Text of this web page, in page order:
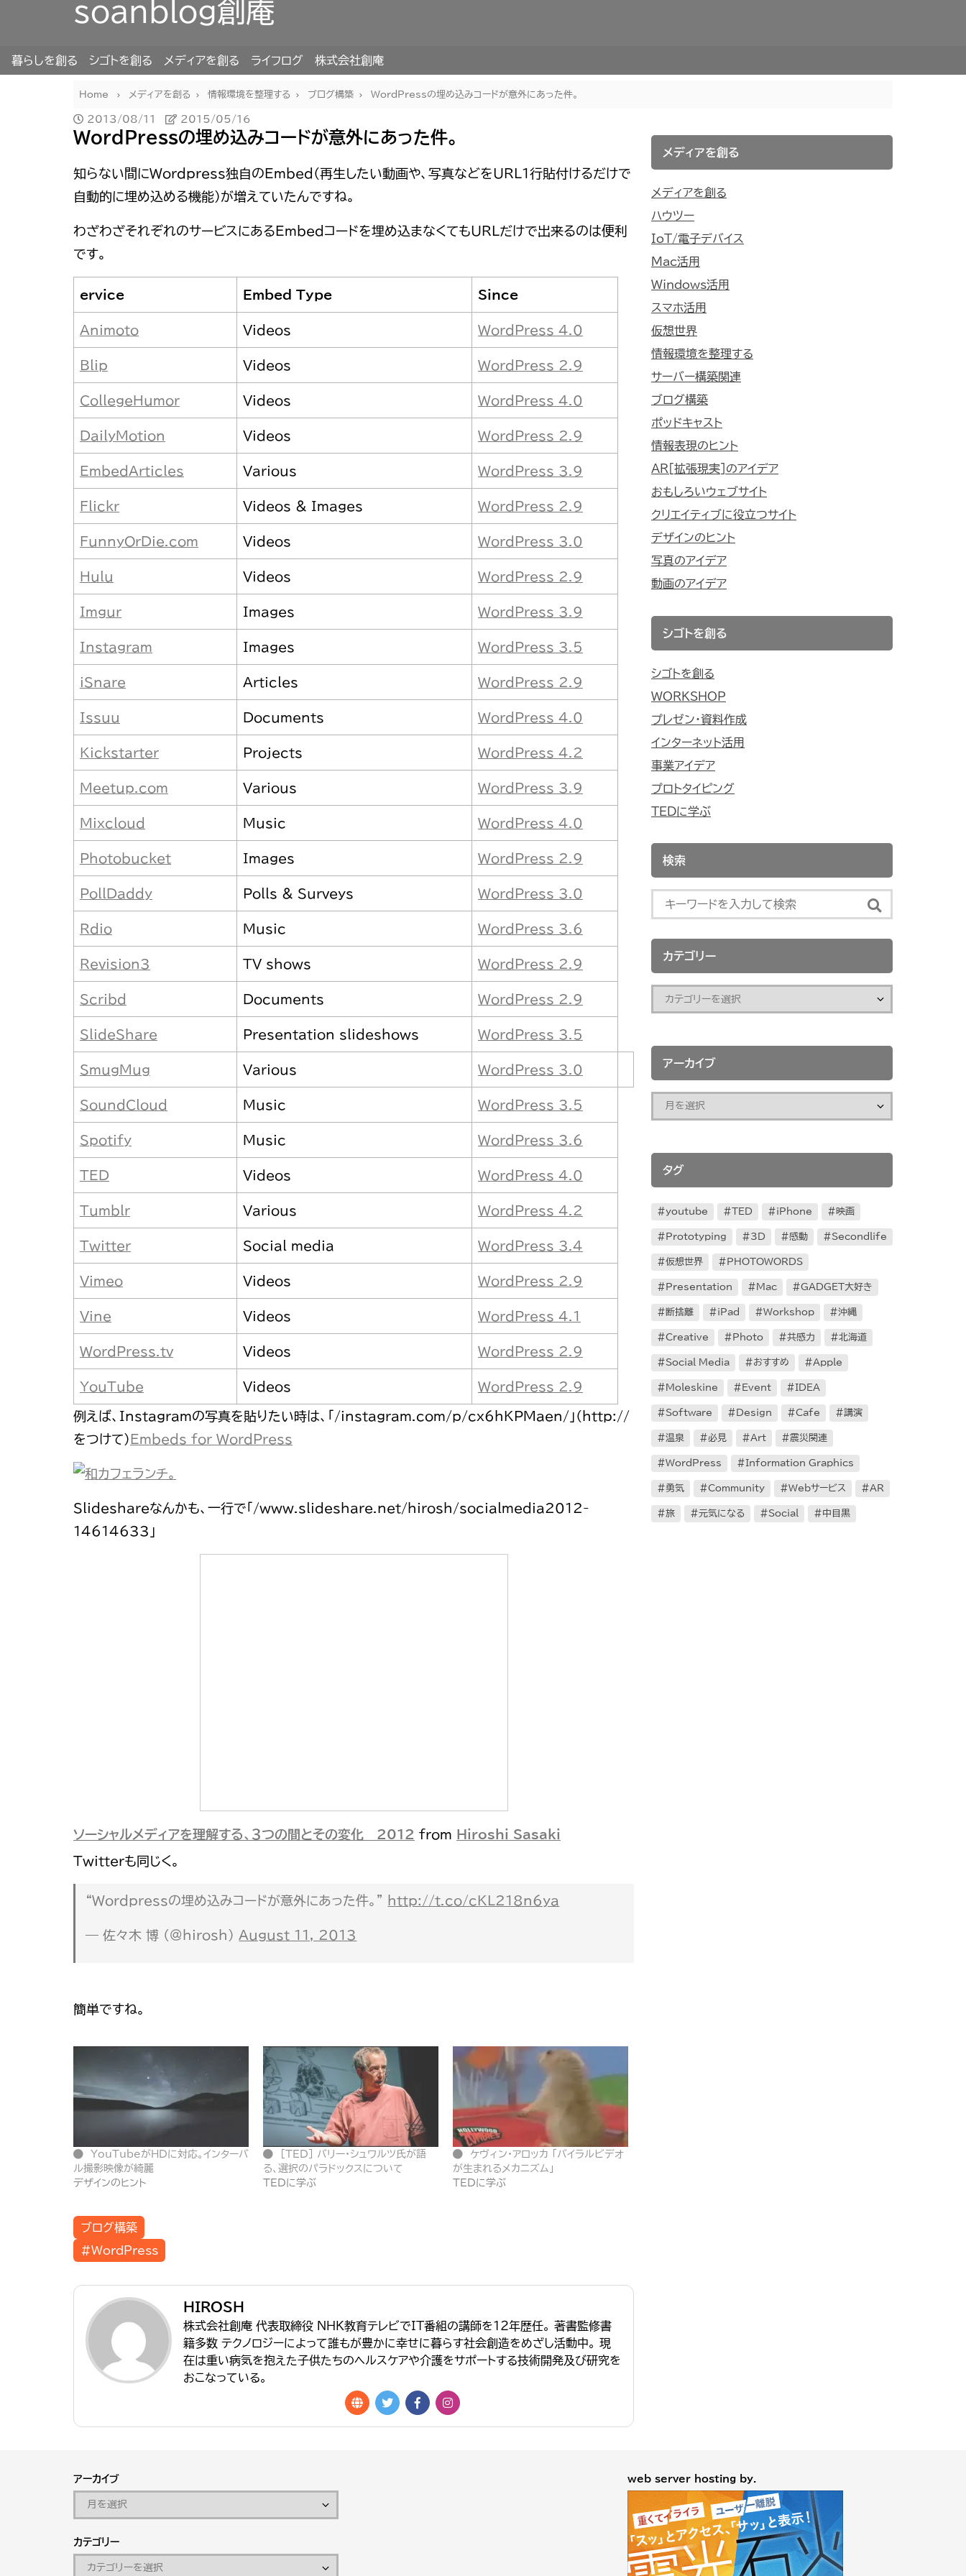
soanblog創庵
暮らしを創る シゴトを創る メディアを創る ライフログ 株式会社創庵
Home メディアを創る 情報環境を整理する ブログ構築 WordPressの埋め込みコードが意外にあった件。
2013/08/11 2015/05/16
WordPressの埋め込みコードが意外にあった件。
知らない間にWordpress独自のEmbed（再生したい動画や、写真などをURL１行貼付けるだけで
自動的に埋め込める機能）が増えていたんですね。
わざわざそれぞれのサービスにあるEmbedコードを埋め込まなくてもURLだけで出来るのは便利
です。
ervice Embed Type Since
Animoto Videos WordPress 4.0
Blip Videos WordPress 2.9
CollegeHumor Videos WordPress 4.0
DailyMotion Videos WordPress 2.9
EmbedArticles Various WordPress 3.9
Flickr Videos & Images WordPress 2.9
FunnyOrDie.com Videos WordPress 3.0
Hulu Videos WordPress 2.9
Imgur Images WordPress 3.9
Instagram Images WordPress 3.5
iSnare Articles WordPress 2.9
Issuu Documents WordPress 4.0
Kickstarter Projects WordPress 4.2
Meetup.com Various WordPress 3.9
Mixcloud Music WordPress 4.0
Photobucket Images WordPress 2.9
PollDaddy Polls & Surveys WordPress 3.0
Rdio Music WordPress 3.6
Revision3 TV shows WordPress 2.9
Scribd Documents WordPress 2.9
SlideShare Presentation slideshows WordPress 3.5
SmugMug Various WordPress 3.0
SoundCloud Music WordPress 3.5
Spotify Music WordPress 3.6
TED Videos WordPress 4.0
Tumblr Various WordPress 4.2
Twitter Social media WordPress 3.4
Vimeo Videos WordPress 2.9
Vine Videos WordPress 4.1
WordPress.tv Videos WordPress 2.9
YouTube Videos WordPress 2.9
例えば、Instagramの写真を貼りたい時は、「/instagram.com/p/cx6hKPMaen/」（http://
をつけて） Embeds for WordPress
Slideshareなんかも、一行で「/www.slideshare.net/hirosh/socialmedia2012-
14614633」
ソーシャルメディアを理解する、３つの間とその変化 2012 from Hiroshi Sasaki
Twitterも同じく。
“Wordpressの埋め込みコードが意外にあった件。” http://t.co/cKL218n6ya
— 佐々木 博 (@hirosh) August 11, 2013
簡単ですね。
YouTubeがHDに対応。インターバ
ル撮影映像が綺麗
デザインのヒント
[TED] バリー・シュワルツ氏が語
る、選択のパラドックスについて
TEDに学ぶ
ケヴィン・アロッカ 「バイラルビデオ
が生まれるメカニズム」
TEDに学ぶ
ブログ構築
#WordPress
HIROSH
株式会社創庵 代表取締役 NHK教育テレビでIT番組の講師を１２年歴任。 著書監修書
籍多数 テクノロジーによって誰もが豊かに幸せに暮らす社会創造をめざし活動中。 現
在は重い病気を抱えた子供たちのヘルスケアや介護をサポートする技術開発及び研究を
おこなっている。
メディアを創る
メディアを創る
ハウツー
IoT/電子デバイス
Mac活用
Windows活用
スマホ活用
仮想世界
情報環境を整理する
サーバー構築関連
ブログ構築
ポッドキャスト
情報表現のヒント
AR[拡張現実]のアイデア
おもしろいウェブサイト
クリエイティブに役立つサイト
デザインのヒント
写真のアイデア
動画のアイデア
シゴトを創る
シゴトを創る
WORKSHOP
プレゼン・資料作成
インターネット活用
事業アイデア
プロトタイピング
TEDに学ぶ
検索
カテゴリー
アーカイブ
タグ
youtube TED iPhone 映画
Prototyping 3D 感動 Secondlife
仮想世界 PHOTOWORDS
Presentation Mac GADGET大好き
断捨離 iPad Workshop 沖縄
Creative Photo 共感力 北海道
Social Media おすすめ Apple
Moleskine Event IDEA
Software Design Cafe 講演
温泉 必見 Art 震災関連
WordPress Information Graphics
勇気 Community Webサービス AR
旅 元気になる Social 中目黒
アーカイブ
カテゴリー
web server hosting by.